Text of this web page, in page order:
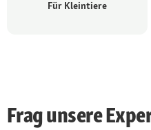
Für Kleintiere
Frag unsere